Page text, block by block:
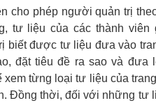
cho phép người quản trị
tư liệu của các thành viên
biết được tư liệu đưa vào
đặt tiêu đề ra sao và đưa
xem từng loại tư liệu của
Đồng thời, đối với những tư